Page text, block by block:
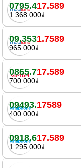
0795.417.589
1.368.000₫
09.3531.7589
965.000₫
0865.717.589
700.000₫
09493.17589
400.000₫
0918.617.589
1.295.000₫